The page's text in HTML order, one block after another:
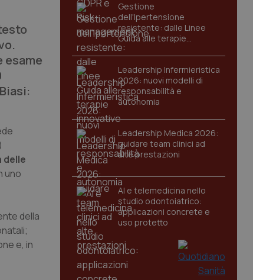
esame
delle
uno
della
e, in
Gestione
dell'Ipertensione
resistente: dalle Linee
Guida alle terapie
innovative
Leadership Infermieristica
2026: nuovi modelli di
responsabilità e
autonomia
Leadership Medica 2026:
guidare team clinici ad
alte prestazioni
AI e telemedicina nello
studio odontoiatrico:
applicazioni concrete e
uso protetto